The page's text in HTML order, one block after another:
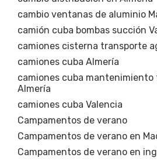
cambio ventanas de aluminio
camión cuba bombas succión
camiones cisterna transporte
camiones cuba Almería
camiones cuba mantenimiento
Almería
camiones cuba Valencia
Campamentos de verano
Campamentos de verano en
Campamentos de verano en